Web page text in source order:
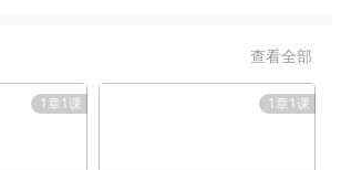
查看全部
1章1课 1章1课